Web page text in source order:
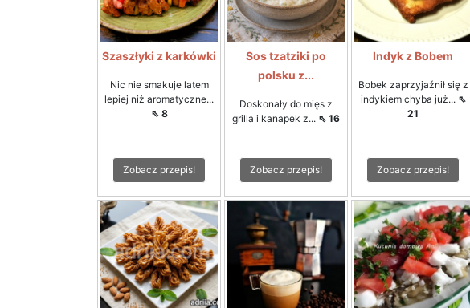
Szaszłyki z karkówki
Nic nie smakuje latem
lepiej niż aromatyczne...
⇖ 8
Zobacz przepis!
Sos tzatziki po
polsku z...
Doskonały do mięs z
grilla i kanapek z... ⇖ 16
Zobacz przepis!
Indyk z Bobem
Bobek zaprzyjaźnił się z
indykiem chyba już... ⇖
21
Zobacz przepis!